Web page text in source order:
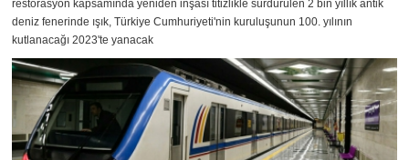
restorasyon kapsamında yeniden inşası titizlikle sürdürülen 2 bin yıllık antik
deniz fenerinde ışık, Türkiye Cumhuriyeti'nin kuruluşunun 100. yılının
kutlanacağı 2023'te yanacak